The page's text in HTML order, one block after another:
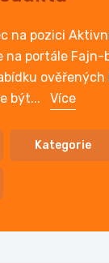
na pozici
na portále Fajn-
být... Více
Kategorie